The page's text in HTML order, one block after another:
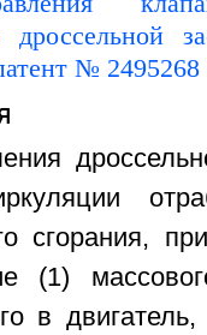
сгорания,
(1)
в